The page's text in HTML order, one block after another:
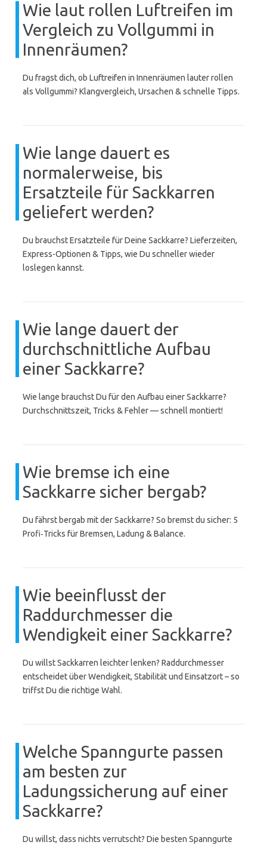
Wie laut rollen Luftreifen im
Vergleich zu Vollgummi in
Innenräumen?
Du fragst dich, ob Luftreifen in Innenräumen lauter rollen
als Vollgummi? Klangvergleich, Ursachen & schnelle Tipps.
Wie lange dauert es
normalerweise, bis
Ersatzteile für Sackkarren
geliefert werden?
Du brauchst Ersatzteile für Deine Sackkarre? Lieferzeiten,
Express-Optionen & Tipps, wie Du schneller wieder
loslegen kannst.
Wie lange dauert der
durchschnittliche Aufbau
einer Sackkarre?
Wie lange brauchst Du für den Aufbau einer Sackkarre?
Durchschnittszeit, Tricks & Fehler — schnell montiert!
Wie bremse ich eine
Sackkarre sicher bergab?
Du fährst bergab mit der Sackkarre? So bremst du sicher: 5
Profi‑Tricks für Bremsen, Ladung & Balance.
Wie beeinflusst der
Raddurchmesser die
Wendigkeit einer Sackkarre?
Du willst Sackkarren leichter lenken? Raddurchmesser
entscheidet über Wendigkeit, Stabilität und Einsatzort – so
triffst Du die richtige Wahl.
Welche Spanngurte passen
am besten zur
Ladungssicherung auf einer
Sackkarre?
Du willst, dass nichts verrutscht? Die besten Spanngurte